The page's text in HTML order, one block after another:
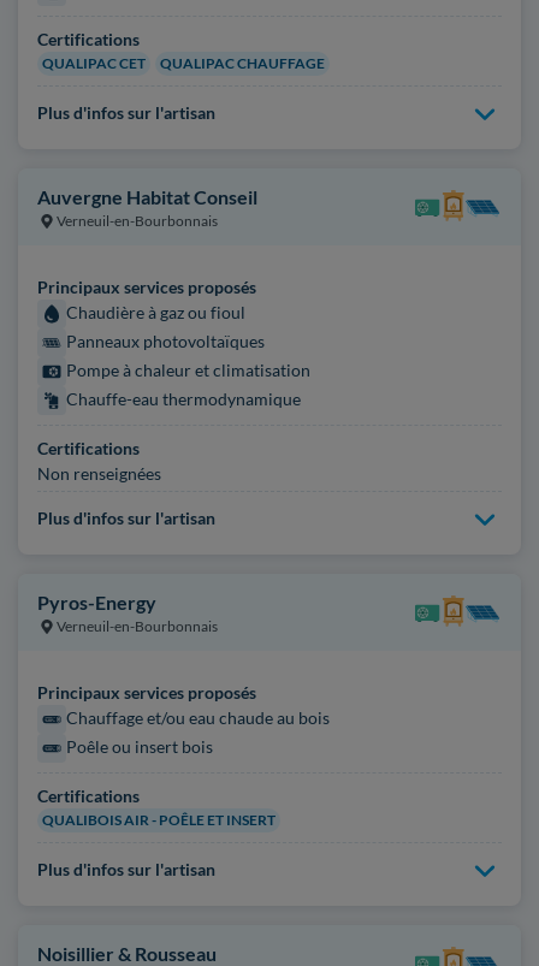
Certifications
QUALIPAC CET QUALIPAC CHAUFFAGE
Plus d'infos sur l'artisan
Auvergne Habitat Conseil
Verneuil-en-Bourbonnais
Principaux services proposés
Chaudière à gaz ou fioul
Panneaux photovoltaïques
Pompe à chaleur et climatisation
Chauffe-eau thermodynamique
Certifications
Non renseignées
Plus d'infos sur l'artisan
Pyros-Energy
Verneuil-en-Bourbonnais
Principaux services proposés
Chauffage et/ou eau chaude au bois
Poêle ou insert bois
Certifications
QUALIBOIS AIR - POÊLE ET INSERT
Plus d'infos sur l'artisan
Noisillier & Rousseau